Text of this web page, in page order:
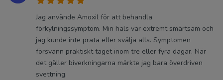
Jag använde Amoxil för att behandla
förkylningssymptom. Min hals var extremt smärtsam och
jag kunde inte prata eller svälja alls. Symptomen
försvann praktiskt taget inom tre eller fyra dagar. När
det gäller biverkningarna märkte jag bara överdriven
svettning.